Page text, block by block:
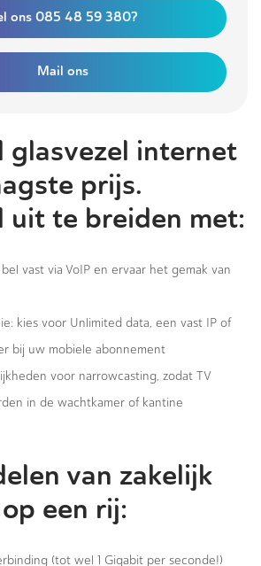
ons 085 48 59 380?
Mail ons
glasvezel internet
prijs.
uit te breiden met:
vast via VoIP en ervaar het gemak van
kies voor Unlimited data, een vast IP of
bij uw mobiele abonnement
voor narrowcasting, zodat TV
in de wachtkamer of kantine
van zakelijk
een rij:
(tot wel 1 Gigabit per seconde!)